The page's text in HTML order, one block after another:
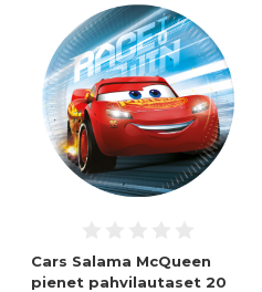
Cars Salama McQueen
pienet pahvilautaset 20